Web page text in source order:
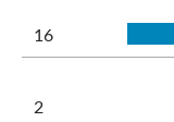
16
2